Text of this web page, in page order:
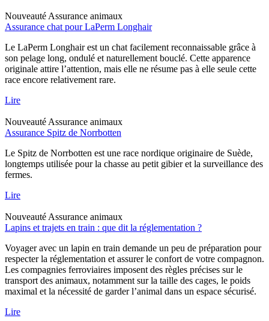
Nouveauté Assurance animaux
Assurance chat pour LaPerm Longhair
Le LaPerm Longhair est un chat facilement reconnaissable grâce à
son pelage long, ondulé et naturellement bouclé. Cette apparence
originale attire l’attention, mais elle ne résume pas à elle seule cette
race encore relativement rare.
Lire
Nouveauté Assurance animaux
Assurance Spitz de Norrbotten
Le Spitz de Norrbotten est une race nordique originaire de Suède,
longtemps utilisée pour la chasse au petit gibier et la surveillance des
fermes.
Lire
Nouveauté Assurance animaux
Lapins et trajets en train : que dit la réglementation ?
Voyager avec un lapin en train demande un peu de préparation pour
respecter la réglementation et assurer le confort de votre compagnon.
Les compagnies ferroviaires imposent des règles précises sur le
transport des animaux, notamment sur la taille des cages, le poids
maximal et la nécessité de garder l’animal dans un espace sécurisé.
Lire